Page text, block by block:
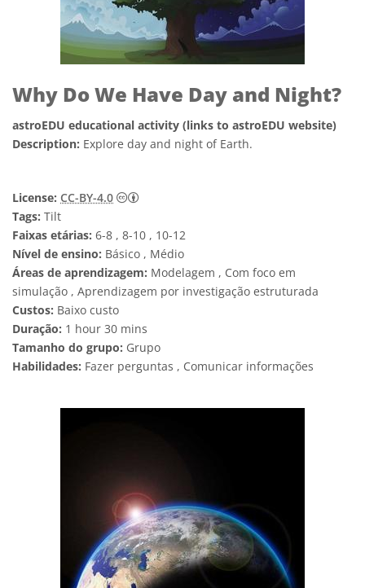
Why Do We Have Day and Night?
astroEDU educational activity (links to astroEDU website)
Description: Explore day and night of Earth.
License: CC-BY-4.0
Creative Commons Attribution 4.0
Tags: Tilt
Faixas etárias: 6-8 , 8-10 , 10-12
Nível de ensino: Básico , Médio
Áreas de aprendizagem: Modelagem , Com foco em
simulação , Aprendizagem por investigação estruturada
Custos: Baixo custo
Duração: 1 hour 30 mins
Tamanho do grupo: Grupo
Habilidades: Fazer perguntas , Comunicar informações